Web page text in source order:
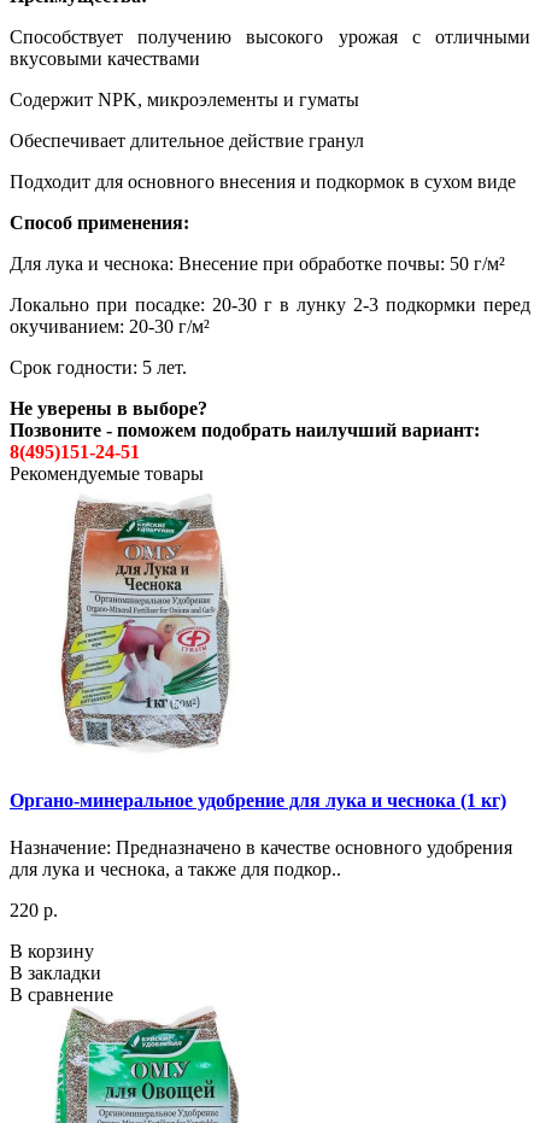
Способствует получению высокого урожая с отличными
вкусовыми качествами
Содержит NPK, микроэлементы и гуматы
Обеспечивает длительное действие гранул
Подходит для основного внесения и подкормок в сухом виде
Способ применения:
Для лука и чеснока: Внесение при обработке почвы: 50 г/м²
Локально при посадке: 20-30 г в лунку 2-3 подкормки перед
окучиванием: 20-30 г/м²
Срок годности: 5 лет.
Не уверены в выборе?
Позвоните - поможем подобрать наилучший вариант:
8(495)151-24-51
Рекомендуемые товары
Органо-минеральное удобрение для лука и чеснока (1 кг)
Назначение: Предназначено в качестве основного удобрения
для лука и чеснока, а также для подкор..
220 р.
В корзину
В закладки
В сравнение